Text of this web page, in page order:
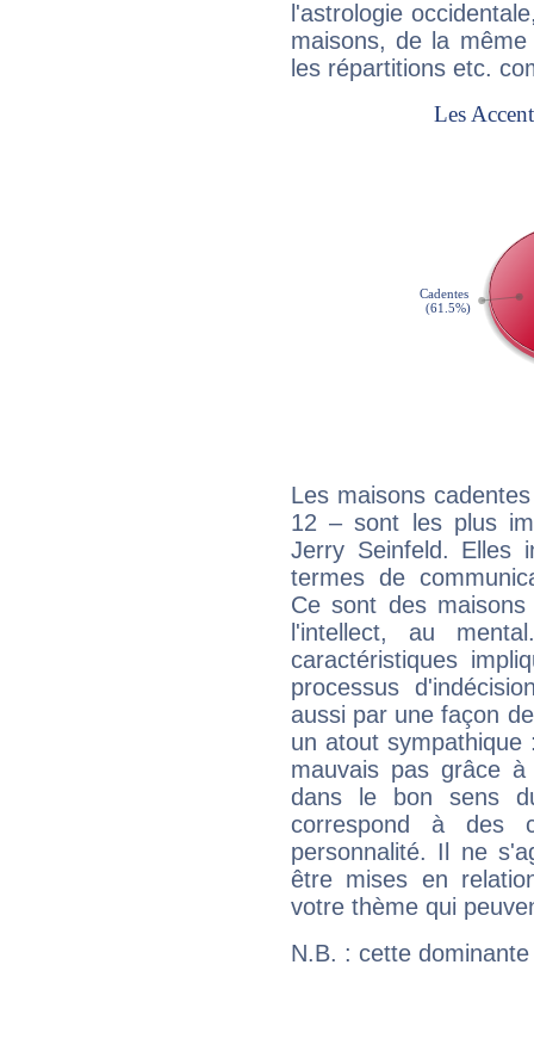
l'astrologie
maisons, de la
les répartitions etc.
Les maisons
12 – sont les plus
Jerry Seinfeld. Elles
termes de
Ce sont des
l'intellect, au
caractéristiques
processus
aussi par une façon
un atout
mauvais pas grâce
dans le bon sens
correspond à des
personnalité. Il ne
être mises en
votre thème qui
N.B. : cette